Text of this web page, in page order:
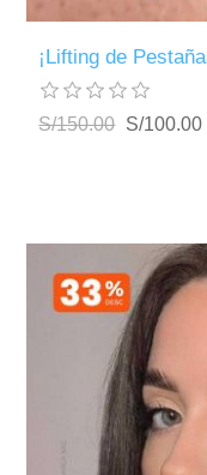
¡Lifting de
S/150.00 S/100.00